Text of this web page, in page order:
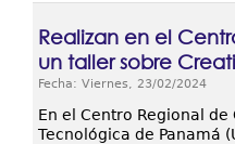
Realizan en el
un taller sobre
Fecha: Viernes, 23/02/2024
En el Centro Regional
Tecnológica de Panamá